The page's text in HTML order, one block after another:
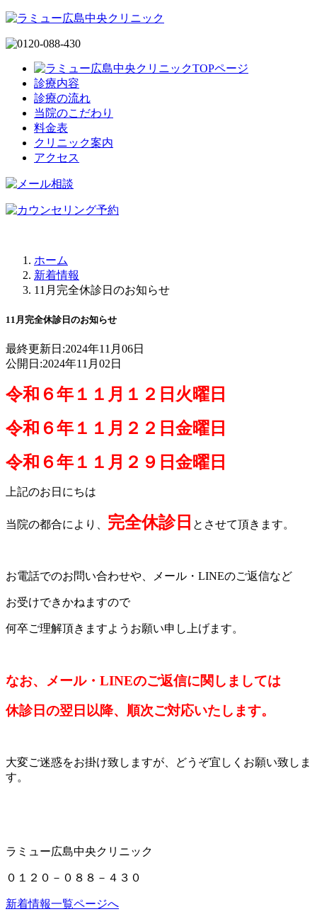
診療内容
診療の流れ
当院のこだわり
料金表
クリニック案内
アクセス
ホーム
新着情報
11月完全休診日のお知らせ
11月完全休診日のお知らせ
最終更新日:2024年11月06日
公開日:2024年11月02日
令和６年１１月１２日火曜日
令和６年１１月２２日金曜日
令和６年１１月２９日金曜日
上記のお日にちは
当院の都合により、 完全休診日 とさせて頂きます。
お電話でのお問い合わせや、メール・LINEのご返信など
お受けできかねますので
何卒ご理解頂きますようお願い申し上げます。
なお、メール・LINEのご返信に関しましては
休診日の翌日以降、順次ご対応いたします。
大変ご迷惑をお掛け致しますが、どうぞ宜しくお願い致しま
す。
ラミュー広島中央クリニック
０１２０－０８８－４３０
新着情報一覧ページへ